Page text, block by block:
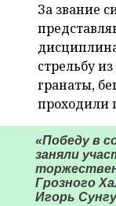
За звание
стрельбу
гранаты,
проходили
«Победу в
заняли
Грозного
Игорь